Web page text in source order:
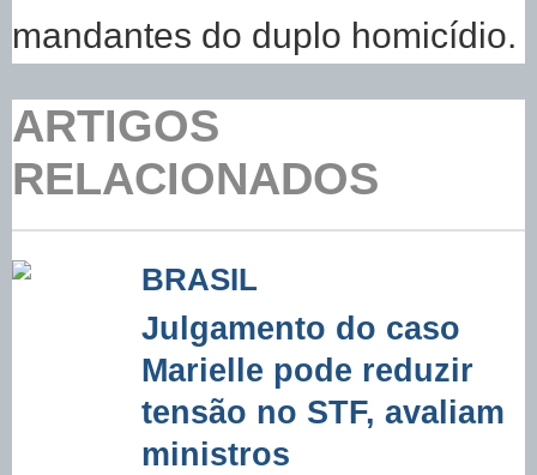
mandantes do duplo homicídio.
ARTIGOS
RELACIONADOS
BRASIL
Julgamento do caso
Marielle pode reduzir
tensão no STF, avaliam
ministros